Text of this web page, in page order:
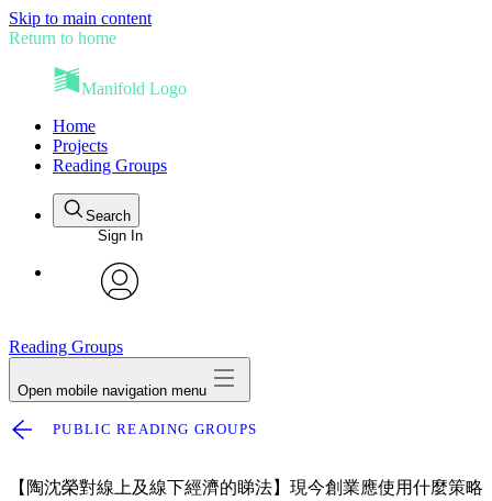
Skip to main content
Return to home
Manifold Logo
Home
Projects
Reading Groups
Search
Sign In
Reading Groups
Open mobile navigation menu
PUBLIC READING GROUPS
【陶沈榮對線上及線下經濟的睇法】現今創業應使用什麼策略